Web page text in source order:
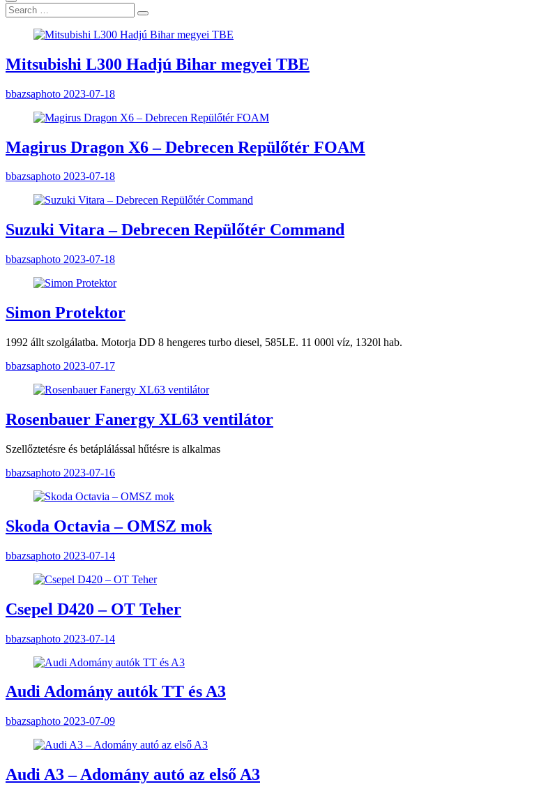
Mitsubishi L300 Hadjú Bihar megyei TBE
bbazsaphoto 2023-07-18
Magirus Dragon X6 – Debrecen Repülőtér FOAM
bbazsaphoto 2023-07-18
Suzuki Vitara – Debrecen Repülőtér Command
bbazsaphoto 2023-07-18
Simon Protektor
1992 állt szolgálatba. Motorja DD 8 hengeres turbo diesel, 585LE. 11 000l víz, 1320l hab.
bbazsaphoto 2023-07-17
Rosenbauer Fanergy XL63 ventilátor
Szellőztetésre és betáplálással hűtésre is alkalmas
bbazsaphoto 2023-07-16
Skoda Octavia – OMSZ mok
bbazsaphoto 2023-07-14
Csepel D420 – OT Teher
bbazsaphoto 2023-07-14
Audi Adomány autók TT és A3
bbazsaphoto 2023-07-09
Audi A3 – Adomány autó az első A3